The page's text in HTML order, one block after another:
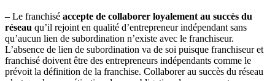
– Le franchisé accepte de collaborer loyalement au succès du
réseau qu’il rejoint en qualité d’entrepreneur indépendant sans
qu’aucun lien de subordination n’existe avec le franchiseur.
L’absence de lien de subordination va de soi puisque franchiseur et
franchisé doivent être des entrepreneurs indépendants comme le
prévoit la définition de la franchise. Collaborer au succès du réseau